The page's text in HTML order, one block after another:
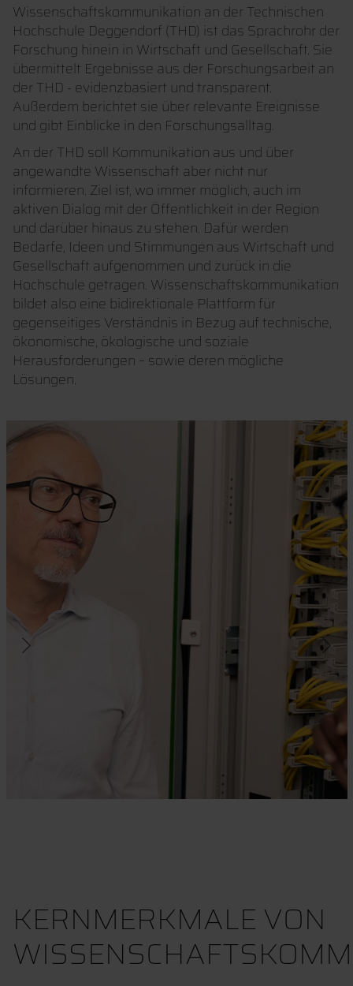
Wissenschaftskommunikation an der Technischen
Hochschule Deggendorf (THD) ist das Sprachrohr der
Forschung hinein in Wirtschaft und Gesellschaft. Sie
übermittelt Ergebnisse aus der Forschungsarbeit an
der THD - evidenzbasiert und transparent.
Außerdem berichtet sie über relevante Ereignisse
und gibt Einblicke in den Forschungsalltag.
An der THD soll Kommunikation aus und über
angewandte Wissenschaft aber nicht nur
informieren. Ziel ist, wo immer möglich, auch im
aktiven Dialog mit der Öffentlichkeit in der Region
und darüber hinaus zu stehen. Dafür werden
Bedarfe, Ideen und Stimmungen aus Wirtschaft und
Gesellschaft aufgenommen und zurück in die
Hochschule getragen. Wissenschaftskommunikation
bildet also eine bidirektionale Plattform für
gegenseitiges Verständnis in Bezug auf technische,
ökonomische, ökologische und soziale
Herausforderungen – sowie deren mögliche
Lösungen.
KERNMERKMALE VON